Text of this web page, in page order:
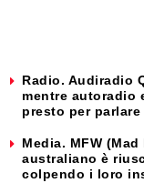
Radio. Audiradio
mentre autoradio
presto per
Media. MFW
australiano è
colpendo i loro